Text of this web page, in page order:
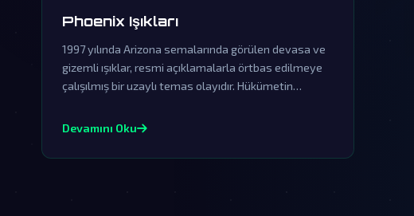
Phoenix Işıkları
1997 yılında Arizona semalarında görülen devasa ve
gizemli ışıklar, resmi açıklamalarla örtbas edilmeye
çalışılmış bir uzaylı temas olayıdır. Hükümetin
zekanın açık kanıtı olduğuna dair şüpheleri
Devamını Oku